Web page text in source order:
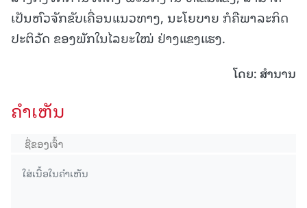
ເປັນຫົວຈັກຂັບເຄື່ອນແນວທາງ, ນະໂຍບາຍ ກໍຄືພາລະກິດ
ປະຕິວັດ ຂອງພັກໃນໄລຍະໃໝ່ ຢ່າງແຂງແຮງ.
ໂດຍ: ສຳນານ
ຄໍາເຫັນ